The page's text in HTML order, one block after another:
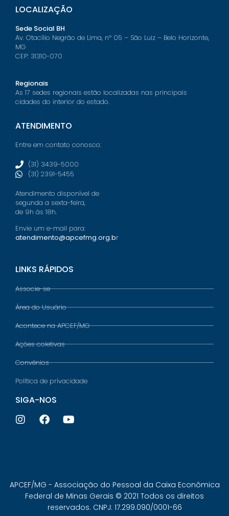
LOCALIZAÇÃO
Sede Social BH
Av. Otacílio Negrão de Lima, nº 05 – São Luiz – Belo Horizonte,
MG
CEP: 31310-070
Regionais
As 17 sedes regionais estão localizadas nas principais
cidades do interior do estado.
ATENDIMENTO
Entre em contato conosco:
(31) 3439-5000
(31) 2391-5455
Atendimento disponível de
segunda a sexta-feira,
de 9h às 18h.
Envie um e-mail para:
atendimento@apcefmg.org.br
LINKS RÁPIDOS
Associe-se
Área do Usuário
Acontece na APCEF/MG
Ações coletivas
Convênios
Política de privacidade
SIGA-NOS
APCEF/MG - Associação do Pessoal da Caixa Econômica
Federal de Minas Gerais © 2021 Todos os direitos
reservados. CNPJ: 17.299.090/0001-66